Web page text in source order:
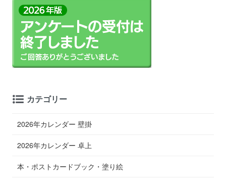
カテゴリー
2026年カレンダー 壁掛
2026年カレンダー 卓上
本・ポストカードブック・塗り絵